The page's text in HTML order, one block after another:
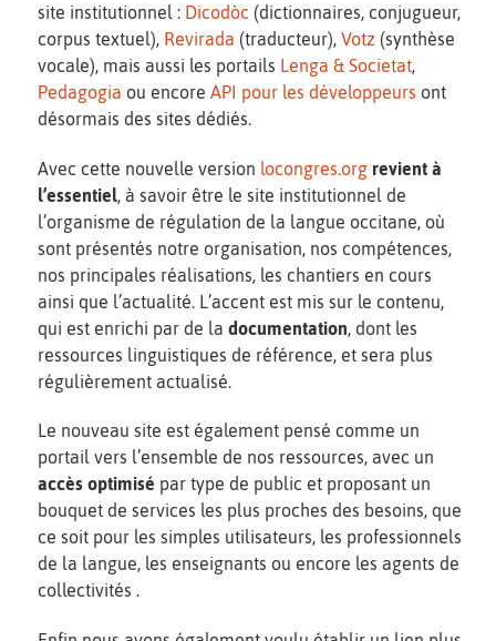
site institutionnel : Dicodòc (dictionnaires, conjugueur,
corpus textuel), Revirada (traducteur), Votz (synthèse
vocale), mais aussi les portails Lenga & Societat,
Pedagogia ou encore API pour les développeurs ont
désormais des sites dédiés.
Avec cette nouvelle version locongres.org revient à
l’essentiel , à savoir être le site institutionnel de
l’organisme de régulation de la langue occitane, où
sont présentés notre organisation, nos compétences,
nos principales réalisations, les chantiers en cours
ainsi que l’actualité. L’accent est mis sur le contenu,
qui est enrichi par de la documentation , dont les
ressources linguistiques de référence, et sera plus
régulièrement actualisé.
Le nouveau site est également pensé comme un
portail vers l’ensemble de nos ressources, avec un
accès optimisé par type de public et proposant un
bouquet de services les plus proches des besoins, que
ce soit pour les simples utilisateurs, les professionnels
de la langue, les enseignants ou encore les agents de
collectivités .